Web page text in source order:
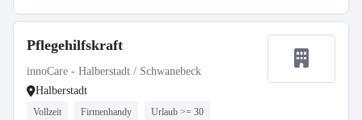
Pflegehilfskraft
innoCare - Halberstadt / Schwanebeck
Halberstadt
Vollzeit Firmenhandy Urlaub >= 30